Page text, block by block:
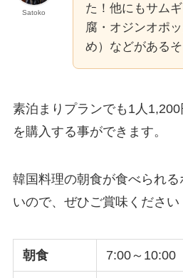
Satoko
た！他にもサム
腐・オジンオポ
め）などがあるそ
素泊まりプランでも1人
を購入する事ができます。
韓国料理の朝食が食べられ
いので、ぜひご賞味ください
朝食 7:00～10:00